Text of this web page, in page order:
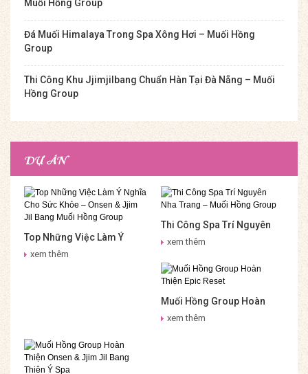
Muối Hồng Group
Đá Muối Himalaya Trong Spa Xông Hơi – Muối Hồng
Group
Thi Công Khu Jjimjilbang Chuẩn Hàn Tại Đà Nẵng – Muối
Hồng Group
DỰ ÁN
Top Những Việc Làm Ý
Nghĩa Cho Sức Khỏe –
xem thêm
Thi Công Spa Trí Nguyên
Nha Trang – Muối Hồng
xem thêm
Muối Hồng Group Hoàn
Thiện Epic Reset
xem thêm